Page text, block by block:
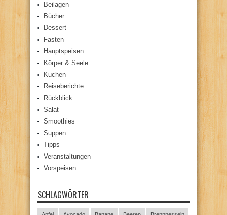
Beilagen
Bücher
Dessert
Fasten
Hauptspeisen
Körper & Seele
Kuchen
Reiseberichte
Rückblick
Salat
Smoothies
Suppen
Tipps
Veranstaltungen
Vorspeisen
SCHLAGWÖRTER